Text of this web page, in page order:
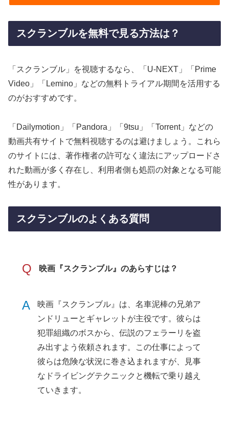
スクランブルを無料で見る方法は？
「スクランブル」を視聴するなら、「U-NEXT」「Prime
Video」「Lemino」などの無料トライアル期間を活用する
のがおすすめです。
「Dailymotion」「Pandora」「9tsu」「Torrent」などの
動画共有サイトで無料視聴するのは避けましょう。これら
のサイトには、著作権者の許可なく違法にアップロードさ
れた動画が多く存在し、利用者側も処罰の対象となる可能
性があります。
スクランブルのよくある質問
Q 映画『スクランブル』のあらすじは？
A
映画『スクランブル』は、名車泥棒の兄弟ア
ンドリューとギャレットが主役です。彼らは
犯罪組織のボスから、伝説のフェラーリを盗
み出すよう依頼されます。この仕事によって
彼らは危険な状況に巻き込まれますが、見事
なドライビングテクニックと機転で乗り越え
ていきます。